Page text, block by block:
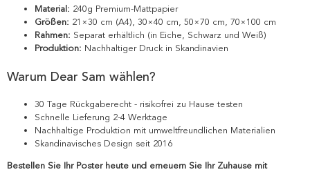
Material: 240g Premium-Mattpapier
Größen: 21×30 cm (A4), 30×40 cm, 50×70 cm, 70×100 cm
Rahmen: Separat erhältlich (in Eiche, Schwarz und Weiß)
Produktion: Nachhaltiger Druck in Skandinavien
Warum Dear Sam wählen?
30 Tage Rückgaberecht - risikofrei zu Hause testen
Schnelle Lieferung 2-4 Werktage
Nachhaltige Produktion mit umweltfreundlichen Materialien
Skandinavisches Design seit 2016
Bestellen Sie Ihr Poster heute und erneuern Sie Ihr Zuhause mit